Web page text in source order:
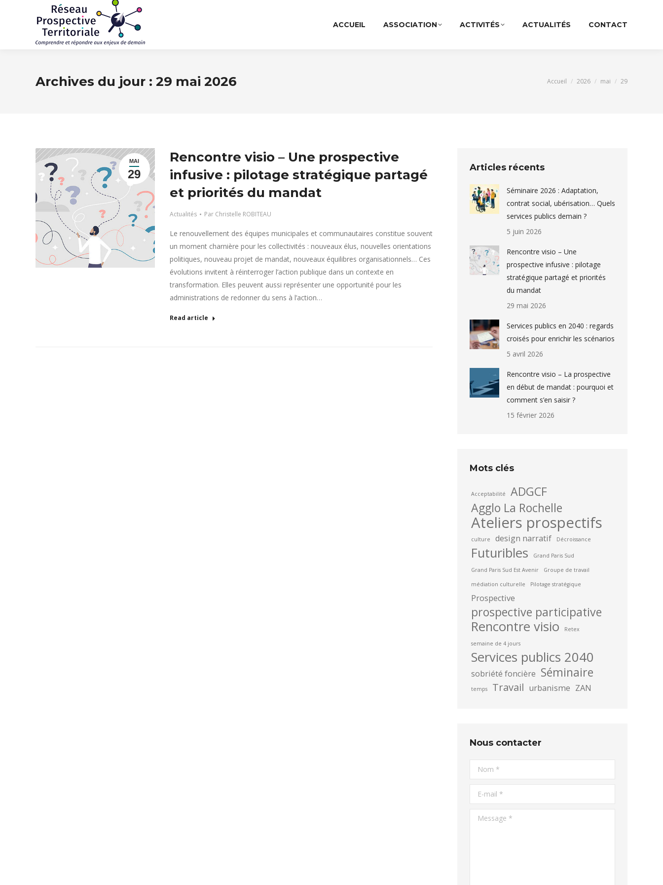
ACCUEIL ASSOCIATION ACTIVITÉS ACTUALITÉS CONTACT
Archives du jour : 29 mai 2026 Vous êtes ici :
Accueil 2026 mai 29
MAI
29
Rencontre visio – Une prospective
infusive : pilotage stratégique partagé
et priorités du mandat
Actualités Par Christelle ROBITEAU
Le renouvellement des équipes municipales et communautaires constitue souvent
un moment charnière pour les collectivités : nouveaux élus, nouvelles orientations
politiques, nouveau projet de mandat, nouveaux équilibres organisationnels… Ces
évolutions invitent à réinterroger l’action publique dans un contexte en
transformation. Elles peuvent aussi représenter une opportunité pour les
administrations de redonner du sens à l’action…
Read article
Articles récents
Séminaire 2026 : Adaptation,
contrat social, ubérisation… Quels
services publics demain ?
5 juin 2026
Rencontre visio – Une
prospective infusive : pilotage
stratégique partagé et priorités
du mandat
29 mai 2026
Services publics en 2040 : regards
croisés pour enrichir les scénarios
5 avril 2026
Rencontre visio – La prospective
en début de mandat : pourquoi et
comment s’en saisir ?
15 février 2026
Mots clés
Acceptabilité
ADGCF
Agglo La Rochelle
Ateliers prospectifs
culture design narratif Décroissance
Futuribles Grand Paris Sud
Grand Paris Sud Est Avenir Groupe de travail
médiation culturelle Pilotage stratégique
Prospective
prospective participative
Rencontre visio Retex
semaine de 4 jours
Services publics 2040
sobriété foncière Séminaire
temps Travail urbanisme ZAN
Nous contacter
Nom *
E-mail *
Message *